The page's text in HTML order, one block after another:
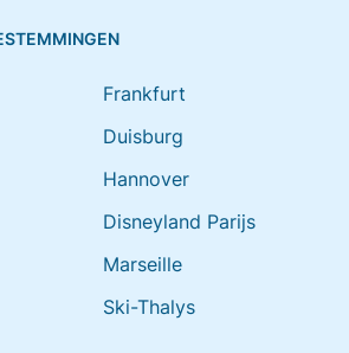
Frankfurt
Duisburg
Hannover
Disneyland Parijs
Marseille
Ski-Thalys